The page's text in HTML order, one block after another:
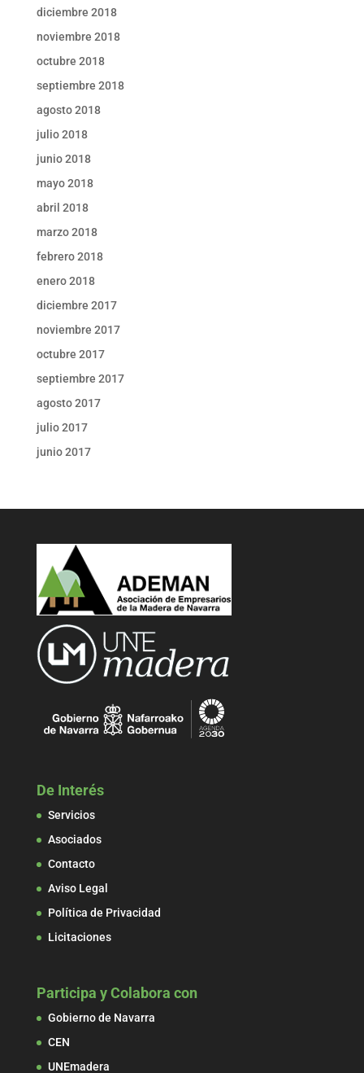
diciembre 2018
noviembre 2018
octubre 2018
septiembre 2018
agosto 2018
julio 2018
junio 2018
mayo 2018
abril 2018
marzo 2018
febrero 2018
enero 2018
diciembre 2017
noviembre 2017
octubre 2017
septiembre 2017
agosto 2017
julio 2017
junio 2017
De Interés
Servicios
Asociados
Contacto
Aviso Legal
Política de Privacidad
Licitaciones
Participa y Colabora con
Gobierno de Navarra
CEN
UNEmadera